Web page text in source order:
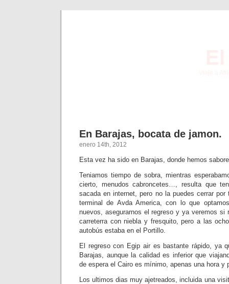
En Barajas, bocata de jamon.
enero 14th, 2012
Esta vez ha sido en Barajas, donde hemos
Teniamos tiempo de sobra, mientras
cierto, menudos cabroncetes…, resulta que
sacada en internet, pero no la puedes cerrar
terminal de Avda America, con lo que
nuevos, asegurarnos el regreso y ya veremos si
carreterra con niebla y fresquito, pero a las
autobús estaba en el Portillo.
El regreso con Egip air es bastante rápido, ya
Barajas, aunque la calidad es inferior que
de espera el Cairo es mínimo, apenas una hora y
Los ultimos dias muy ajetreados, incluida una